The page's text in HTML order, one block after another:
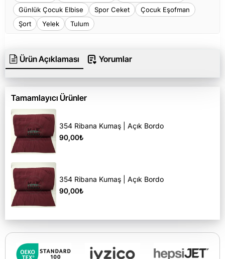
Günlük Çocuk Elbise
Spor Ceket
Çocuk Eşofman
Şort
Yelek Tulum
Ürün Açıklaması Yorumlar
Tamamlayıcı Ürünler
354 Ribana Kumaş | Açık Bordo
90,00₺
354 Ribana Kumaş | Açık Bordo
90,00₺